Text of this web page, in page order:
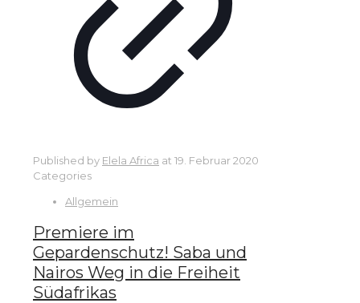
Published by Elela Africa at 19. Februar 2020
Categories
Allgemein
Premiere im
Gepardenschutz! Saba und
Nairos Weg in die Freiheit
Südafrikas